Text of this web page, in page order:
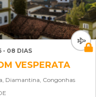
- 08 DIAS
VESPERATA
Diamantina, Congonhas